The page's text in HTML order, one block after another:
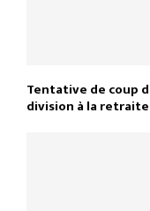
Tentative de coup
division à la